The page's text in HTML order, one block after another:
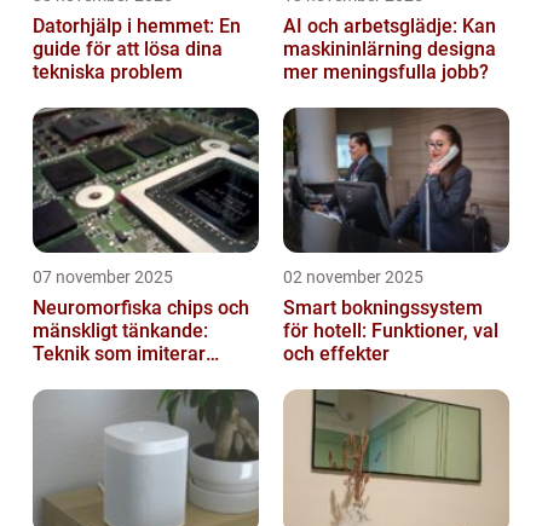
Datorhjälp i hemmet: En
guide för att lösa dina
tekniska problem
AI och arbetsglädje: Kan
maskininlärning designa
mer meningsfulla jobb?
07 november 2025
Neuromorfiska chips och
mänskligt tänkande:
Teknik som imiterar
02 november 2025
Smart bokningssystem
för hotell: Funktioner, val
och effekter